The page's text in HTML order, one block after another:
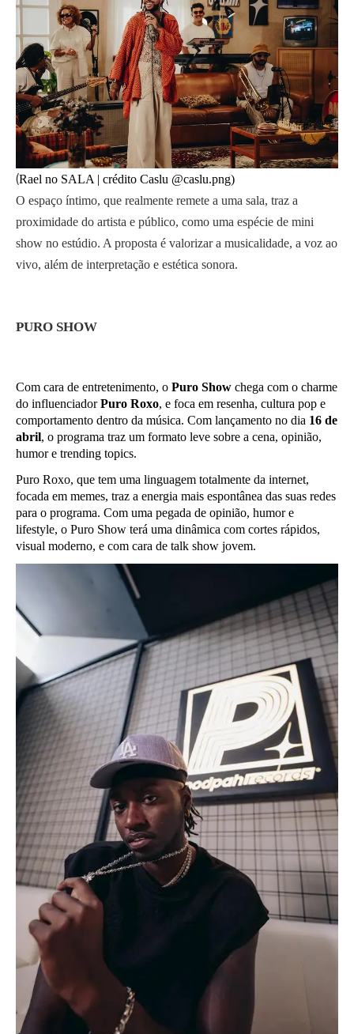
(Rael no SALA | crédito Caslu @caslu.png)
O espaço íntimo, que realmente remete a uma sala, traz a
proximidade do artista e público, como uma espécie de mini
show no estúdio. A proposta é valorizar a musicalidade, a voz ao
vivo, além de interpretação e estética sonora.
PURO SHOW
Com cara de entretenimento, o Puro Show chega com o charme
do influenciadorPuro Roxo, e foca em resenha, cultura pop e
comportamento dentro da música. Com lançamento no dia 16 de
abril, o programa traz um formato leve sobre a cena, opinião,
humor e trending topics.
Puro Roxo, que tem uma linguagem totalmente da internet,
focada em memes, traz a energia mais espontânea das suas redes
para o programa. Com uma pegada de opinião, humor e
lifestyle, o Puro Show terá uma dinâmica com cortes rápidos,
visual moderno, e com cara de talk show jovem.